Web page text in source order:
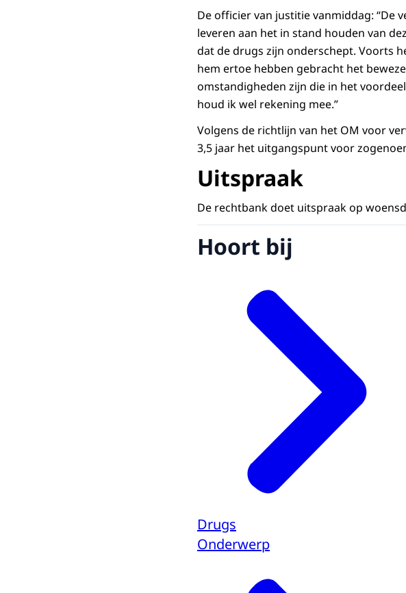
De officier van justitie vanmiddag: “De
leveren aan het in stand houden van
dat de drugs zijn onderschept. Voorts
hem ertoe hebben gebracht het
omstandigheden zijn die in het
houd ik wel rekening mee.”
Volgens de richtlijn van het OM voor
3,5 jaar het uitgangspunt voor
Uitspraak
De rechtbank doet uitspraak op
Hoort bij
Drugs
Onderwerp